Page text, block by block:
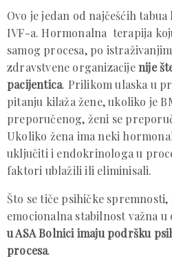
Ovo je jedan od najčešćih
IVF-a. Hormonalna terapija
samog procesa, po
zdravstvene organizacijenije
pacijentica. Prilikom ulaska u
pitanju kilaža žene, ukoliko je
preporučenog, ženi se
Ukoliko žena ima neki
uključiti i endokrinologa u
faktori ublažili ili eliminisali.
Što se tiče psihičke
emocionalna stabilnost važna u
u ASA Bolnici imaju podršku
procesa.